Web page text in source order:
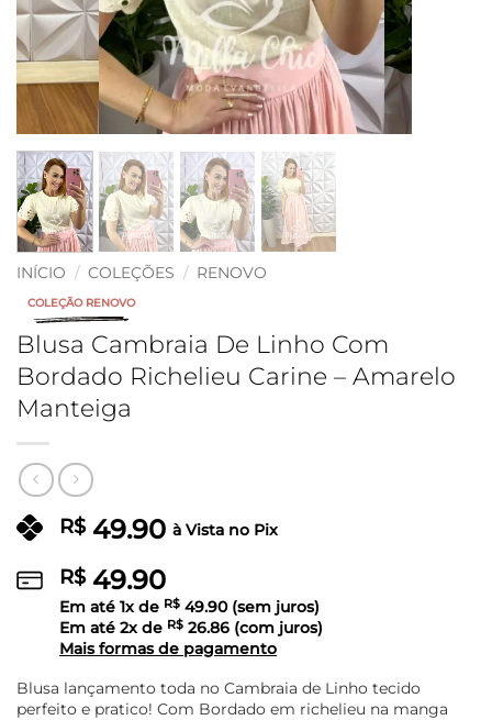
INÍCIO / COLEÇÕES / RENOVO
COLEÇÃO RENOVO
Blusa Cambraia De Linho Com
Bordado Richelieu Carine – Amarelo
Manteiga
R$49.90 à Vista no Pix
R$49.90
Em até 1x de R$ 49.90(sem juros)
Em até 2x de R$ 26.86 (com juros)
Mais formas de pagamento
Blusa lançamento toda no Cambraia de Linho tecido
perfeito e pratico! Com Bordado em richelieu na manga